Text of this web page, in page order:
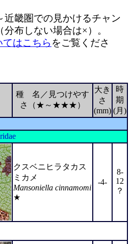
畿圏での見かけるチャン
布しない場合は×）。
はこちら をご覧くださ
種 名／見つけやす
さ（★～★★★）
大き
さ
(mm)
時
期
(月)
クスベニヒラタカス
ミカメ
Mansoniella cinnamomi
★
-4-
8-
12
？